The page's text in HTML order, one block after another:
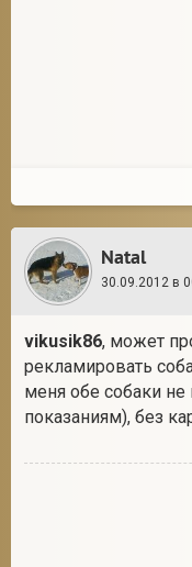
Natal
30.09.2012 в
vikusik86, может
рекламировать
меня обе собаки
показаниям), без